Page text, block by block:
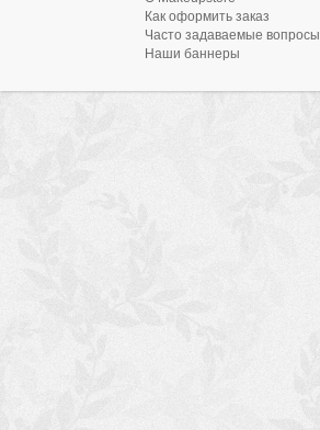
Как оформить заказ
Часто задаваемые вопросы
Наши баннеры